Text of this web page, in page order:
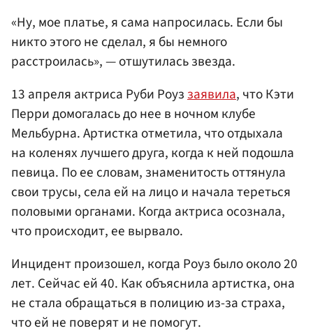
«Ну, мое платье, я сама напросилась. Если бы
никто этого не сделал, я бы немного
расстроилась», — отшутилась звезда.
13 апреля актриса Руби Роуззаявила, что Кэти
Перри домогалась до нее в ночном клубе
Мельбурна. Артистка отметила, что отдыхала
на коленях лучшего друга, когда к ней подошла
певица. По ее словам, знаменитость оттянула
свои трусы, села ей на лицо и начала тереться
половыми органами. Когда актриса осознала,
что происходит, ее вырвало.
Инцидент произошел, когда Роуз было около 20
лет. Сейчас ей 40. Как объяснила артистка, она
не стала обращаться в полицию из-за страха,
что ей не поверят и не помогут.